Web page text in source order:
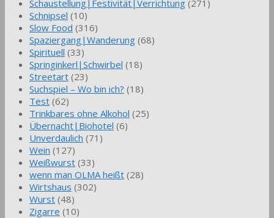
Schaustellung|Festivität|Verrichtung (271)
Schnipsel (10)
Slow Food (316)
Spaziergang|Wanderung (68)
Spirituell (33)
Springinkerl|Schwirbel (18)
Streetart (23)
Suchspiel – Wo bin ich? (18)
Test (62)
Trinkbares ohne Alkohol (25)
Übernacht|Biohotel (6)
Unverdaulich (71)
Wein (127)
Weißwurst (33)
wenn man OLMA heißt (28)
Wirtshaus (302)
Wurst (48)
Zigarre (10)